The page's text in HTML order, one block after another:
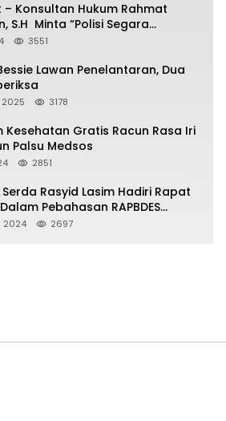
Konsultan Hukum Rahmat
S.H Minta “Polisi Segara
Kasus Vina”
3551
Lawan Penelantaran, Dua
2025 3178
Kesehatan Gratis Racun Rasa Iri
Palsu Medsos
2851
RAPBDES
2024 2697